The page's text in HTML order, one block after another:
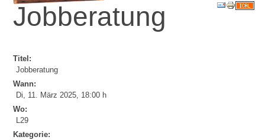
Jobberatung
Titel:
Jobberatung
Wann:
Di, 11. März 2025, 18:00 h
Wo:
L29
Kategorie: